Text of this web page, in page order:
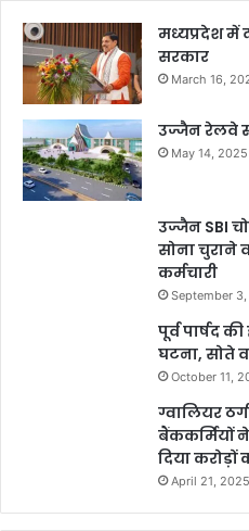
मध्यप्रदेश में
सरकार
March 16,
उज्जैन रेलवे
May 14, 2025
उज्जैन SBI
सोना चुराने
कर्मचारी
September
पूर्व पार्षद
घटना, सोते
October 11,
ग्वालियर
बैंककर्मियों
दिया
April 21, 2025